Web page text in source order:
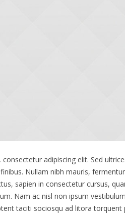
adipiscing elit. Sed
Nullam nibh mauris,
sapien in consectetur cursus,
Nam ac nisl non ipsum
taciti sociosqu ad litora